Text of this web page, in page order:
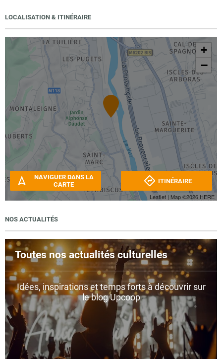
LOCALISATION & ITINÉRAIRE
+
−
Leaflet | Map ©2026 HERE
NAVIGUER DANS LA
CARTE
ITINÉRAIRE
NOS ACTUALITÉS
Toutes nos actualités culturelles
Idées, inspirations et temps forts à découvrir sur
le blog Upcoop